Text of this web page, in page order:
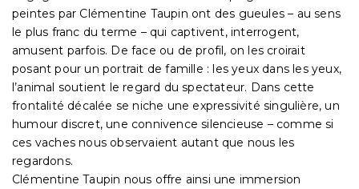
peintes par Clémentine Taupin ont des gueules – au sens
le plus franc du terme – qui captivent, interrogent,
amusent parfois. De face ou de profil, on les croirait
posant pour un portrait de famille : les yeux dans les yeux,
l’animal soutient le regard du spectateur. Dans cette
frontalité décalée se niche une expressivité singulière, un
humour discret, une connivence silencieuse – comme si
ces vaches nous observaient autant que nous les
regardons.
Clémentine Taupin nous offre ainsi une immersion